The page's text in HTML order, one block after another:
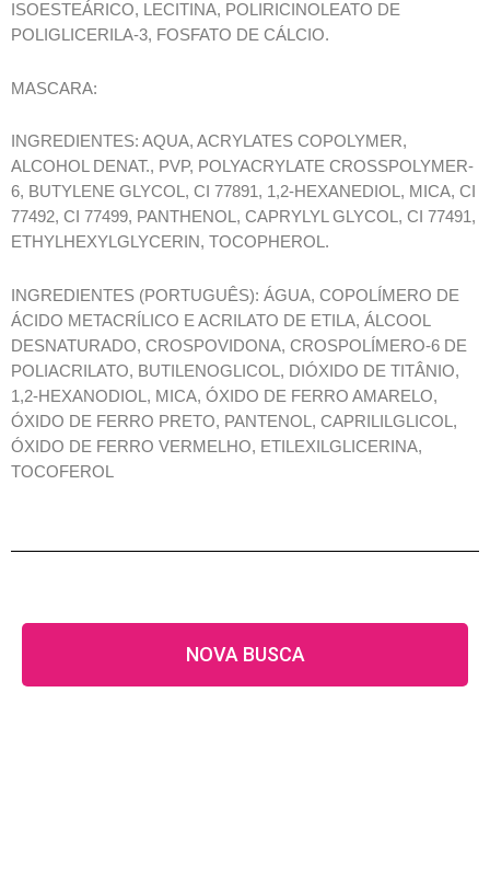
ISOESTEÁRICO, LECITINA, POLIRICINOLEATO DE
POLIGLICERILA-3, FOSFATO DE CÁLCIO.
MASCARA:
INGREDIENTES: AQUA, ACRYLATES COPOLYMER,
ALCOHOL DENAT., PVP, POLYACRYLATE CROSSPOLYMER-
6, BUTYLENE GLYCOL, CI 77891, 1,2-HEXANEDIOL, MICA, CI
77492, CI 77499, PANTHENOL, CAPRYLYL GLYCOL, CI 77491,
ETHYLHEXYLGLYCERIN, TOCOPHEROL.
INGREDIENTES (PORTUGUÊS): ÁGUA, COPOLÍMERO DE
ÁCIDO METACRÍLICO E ACRILATO DE ETILA, ÁLCOOL
DESNATURADO, CROSPOVIDONA, CROSPOLÍMERO-6 DE
POLIACRILATO, BUTILENOGLICOL, DIÓXIDO DE TITÂNIO,
1,2-HEXANODIOL, MICA, ÓXIDO DE FERRO AMARELO,
ÓXIDO DE FERRO PRETO, PANTENOL, CAPRILILGLICOL,
ÓXIDO DE FERRO VERMELHO, ETILEXILGLICERINA,
TOCOFEROL
NOVA BUSCA